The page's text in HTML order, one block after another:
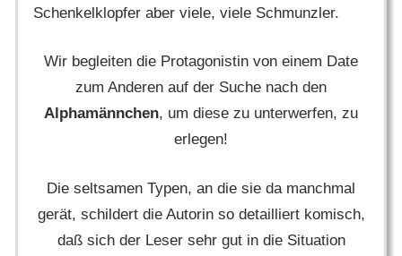
Schenkelklopfer aber viele, viele Schmunzler.
Wir begleiten die Protagonistin von einem Date
zum Anderen auf der Suche nach den
Alphamännchen, um diese zu unterwerfen, zu
erlegen!
Die seltsamen Typen, an die sie da manchmal
gerät, schildert die Autorin so detailliert komisch,
daß sich der Leser sehr gut in die Situation